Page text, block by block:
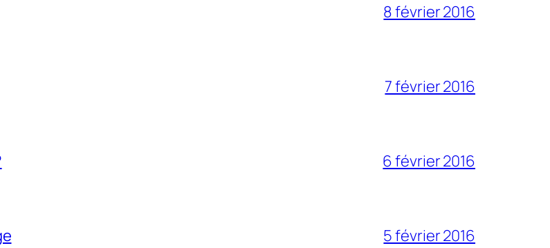
8 février 2016
7 février 2016
6 février 2016
5 février 2016